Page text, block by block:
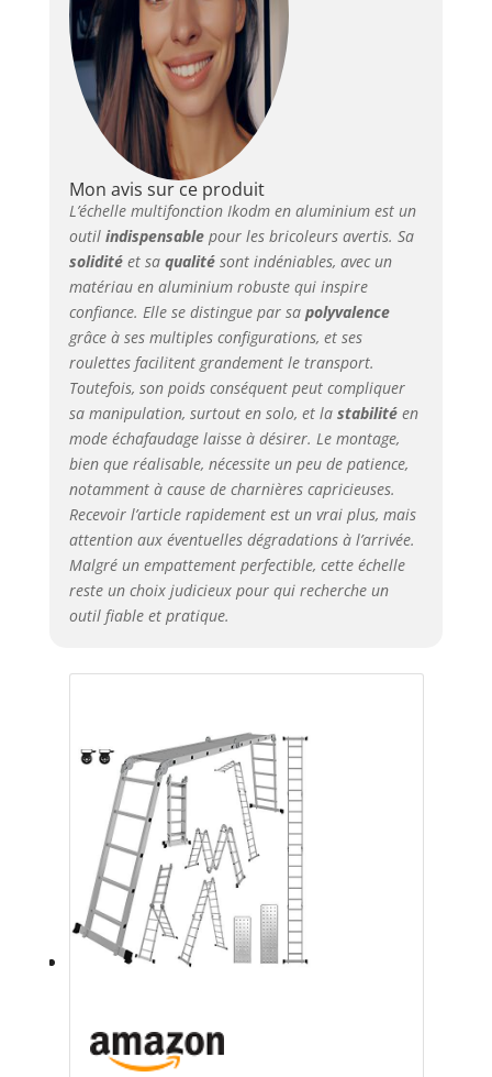
Mon avis sur ce produit
L’échelle multifonction Ikodm en aluminium est un
outil indispensablepour les bricoleurs avertis. Sa
soliditéet sa qualitésont indéniables, avec un
matériau en aluminium robuste qui inspire
confiance. Elle se distingue par sa polyvalence
grâce à ses multiples configurations, et ses
roulettes facilitent grandement le transport.
Toutefois, son poids conséquent peut compliquer
sa manipulation, surtout en solo, et la stabilitéen
mode échafaudage laisse à désirer. Le montage,
bien que réalisable, nécessite un peu de patience,
notamment à cause de charnières capricieuses.
Recevoir l’article rapidement est un vrai plus, mais
attention aux éventuelles dégradations à l’arrivée.
Malgré un empattement perfectible, cette échelle
reste un choix judicieux pour qui recherche un
outil fiable et pratique.